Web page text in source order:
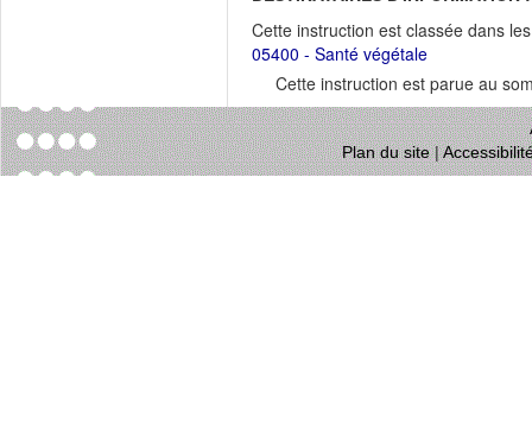
Cette instruction est classée dans
05400 - Santé végétale
Cette instruction est parue au
Plan du site|